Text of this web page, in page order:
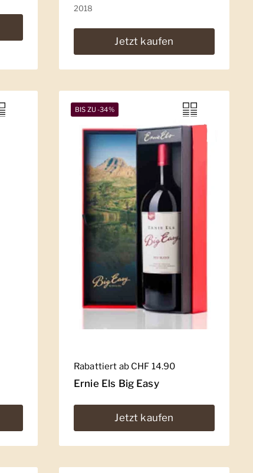
2018
Jetzt kaufen
Regulärer Preis
Rabattiert ab CHF 14.90
Ernie Els Big Easy
Jetzt kaufen
BIS ZU -34%